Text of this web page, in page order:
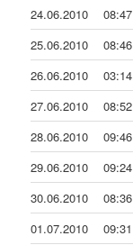
24.06.2010
08:47
25.06.2010
08:46
26.06.2010
03:14
27.06.2010
08:52
28.06.2010
09:46
29.06.2010
09:24
30.06.2010
08:36
01.07.2010
09:31